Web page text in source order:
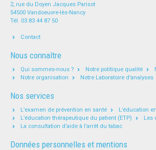
2, rue du Doyen Jacques Parisot
54500 Vandoeuvre-lès-Nancy
Tél. 03 83 44 87 50
Contact
Nous connaître
Qui sommes-nous ? Notre politique qualité
Notre organisation
Notre Laboratoire d’analyses
Nos services
L’examen de prévention en santé
L’éducation
L’éducation thérapeutique du patient (ETP)
Les
La consultation d’aide à l’arrêt du tabac
Données personnelles et mentions